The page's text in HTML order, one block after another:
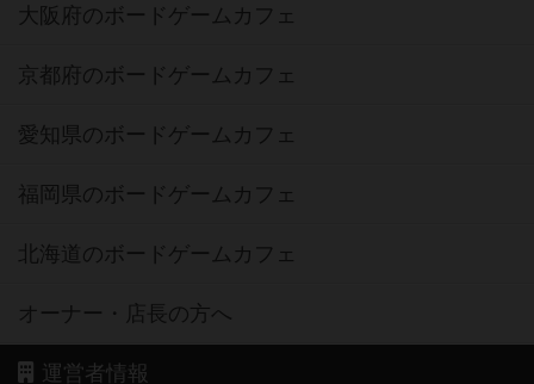
大阪府のボードゲームカフェ
京都府のボードゲームカフェ
愛知県のボードゲームカフェ
福岡県のボードゲームカフェ
北海道のボードゲームカフェ
オーナー・店長の方へ
運営者情報